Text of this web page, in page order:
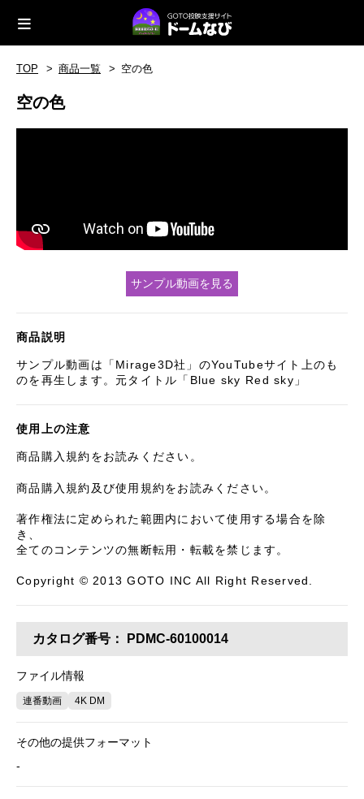
TOP 商品一覧 空の色
空の色
サンプル動画を見る
商品説明
サンプル動画は「Mirage3D社」のYouTubeサイト上のも
のを再生します。元タイトル「Blue sky Red sky」
使用上の注意
商品購入規約をお読みください。
商品購入規約及び使用規約をお読みください。
著作権法に定められた範囲内において使用する場合を除
き、
全てのコンテンツの無断転用・転載を禁じます。
Copyright © 2013 GOTO INC All Right Reserved.
カタログ番号： PDMC-60100014
ファイル情報
連番動画 4K DM
その他の提供フォーマット
-